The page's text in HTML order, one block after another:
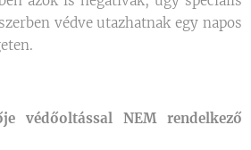
védve utazhatnak egy napos
védőoltással NEM rendelkező